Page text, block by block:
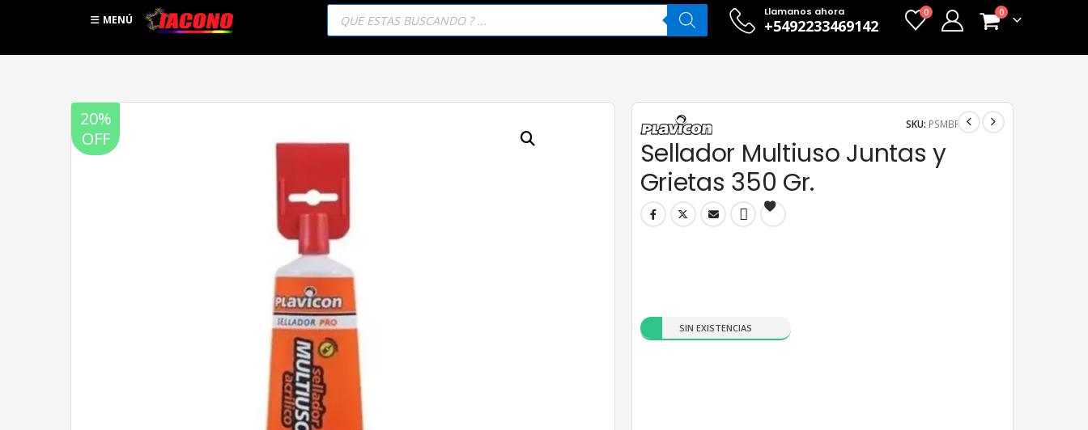
MENÚ
Búsqueda
productos
Llamanos ahora
+5492233469142
0 0
20%
OFF
Sellador Multiuso Juntas y
Grietas 350 Gr.
SIN EXISTENCIAS
SKU: PSMBP